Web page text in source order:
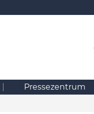
Pressezentrum